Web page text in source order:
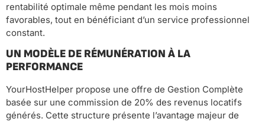
rentabilité optimale même pendant les mois moins
favorables, tout en bénéficiant d’un service professionnel
constant.
UN MODÈLE DE RÉMUNÉRATION À LA
PERFORMANCE
YourHostHelper propose une offre de Gestion Complète
basée sur une commission de 20% des revenus locatifs
générés. Cette structure présente l’avantage majeur de